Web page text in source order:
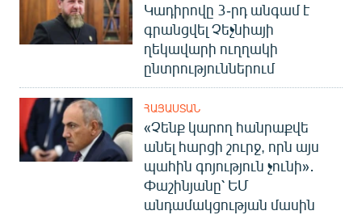
Կադիրովը 3-րդ անգամ է
գրանցվել Չեչնիայի
ղեկավարի ուղղակի
ընտրություններում
ՀԱՅԱՍՏԱՆ
«Չենք կարող հանրաքվե
անել հարցի շուրջ, որն այս
պահին գոյություն չունի»․
Փաշինյանը՝ ԵՄ
անդամակցության մասին